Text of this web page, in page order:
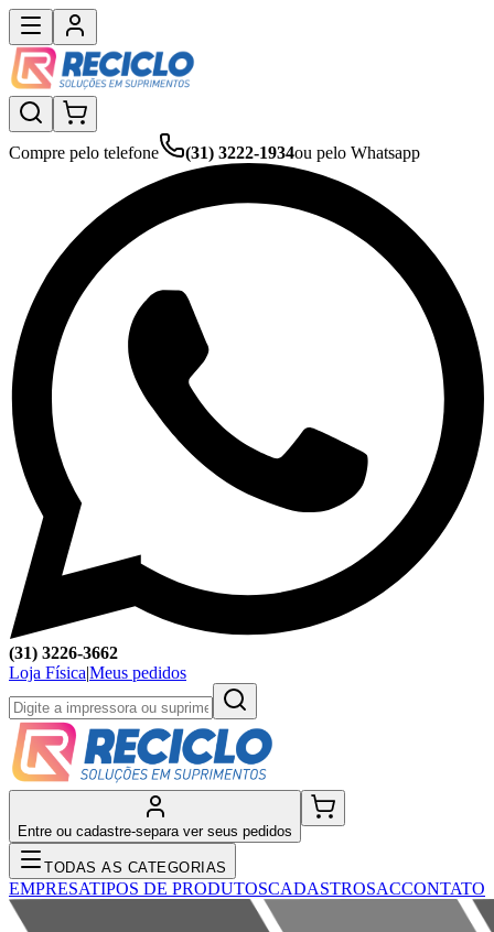
Compre pelo telefone (31) 3222-1934ou pelo Whatsapp
(31) 3226-3662
Loja Física|Meus pedidos
Entre ou cadastre-separa ver seus pedidos
TODAS AS CATEGORIAS
EMPRESATIPOS DE PRODUTOSCADASTROSACCONTATO